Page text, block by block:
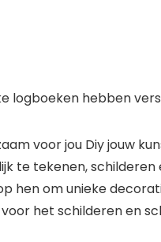
logboeken hebben
voor jou Diy jouw
te tekenen, schilderen
hen om unieke
het schilderen en